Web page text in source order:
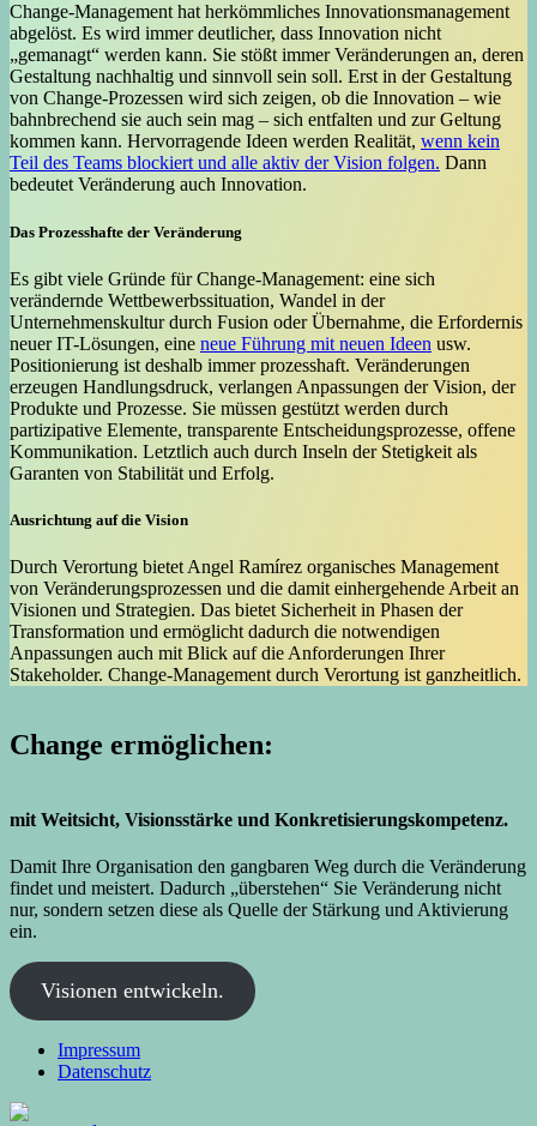
Change-Management hat herkömmliches Innovationsmanagement
abgelöst. Es wird immer deutlicher, dass Innovation nicht
„gemanagt“ werden kann. Sie stößt immer Veränderungen an, deren
Gestaltung nachhaltig und sinnvoll sein soll. Erst in der Gestaltung
von Change-Prozessen wird sich zeigen, ob die Innovation – wie
bahnbrechend sie auch sein mag – sich entfalten und zur Geltung
kommen kann. Hervorragende Ideen werden Realität, wenn kein
Teil des Teams blockiert und alle aktiv der Vision folgen. Dann
bedeutet Veränderung auch Innovation.
Das Prozesshafte der Veränderung
Es gibt viele Gründe für Change-Management: eine sich
verändernde Wettbewerbssituation, Wandel in der
Unternehmenskultur durch Fusion oder Übernahme, die Erfordernis
neuer IT-Lösungen, eine neue Führung mit neuen Ideen usw.
Positionierung ist deshalb immer prozesshaft. Veränderungen
erzeugen Handlungsdruck, verlangen Anpassungen der Vision, der
Produkte und Prozesse. Sie müssen gestützt werden durch
partizipative Elemente, transparente Entscheidungsprozesse, offene
Kommunikation. Letztlich auch durch Inseln der Stetigkeit als
Garanten von Stabilität und Erfolg.
Ausrichtung auf die Vision
Durch Verortung bietet Angel Ramírez organisches Management
von Veränderungsprozessen und die damit einhergehende Arbeit an
Visionen und Strategien. Das bietet Sicherheit in Phasen der
Transformation und ermöglicht dadurch die notwendigen
Anpassungen auch mit Blick auf die Anforderungen Ihrer
Stakeholder. Change-Management durch Verortung ist ganzheitlich.
Change ermöglichen:
mit Weitsicht, Visionsstärke und Konkretisierungskompetenz.
Damit Ihre Organisation den gangbaren Weg durch die Veränderung
findet und meistert. Dadurch „überstehen“ Sie Veränderung nicht
nur, sondern setzen diese als Quelle der Stärkung und Aktivierung
ein.
Visionen entwickeln.
Impressum
Datenschutz